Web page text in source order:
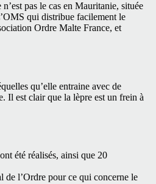
pas le cas en Mauritanie, située
qui distribue facilement le
Ordre Malte France, et
qu’elle entraine avec de
Il est clair que la lèpre est un frein à
été réalisés, ainsi que 20
de l’Ordre pour ce qui concerne le